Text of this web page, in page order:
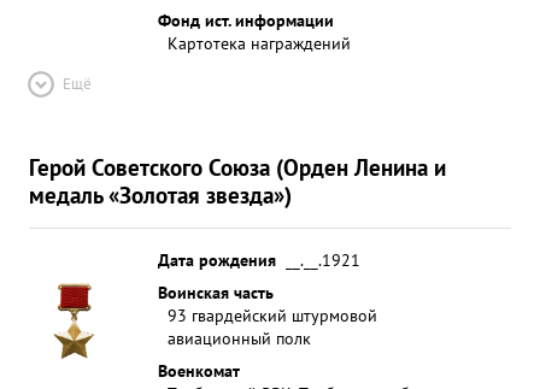
Фонд ист. информации
Картотека награждений
Ещё
Герой Советского Союза (Орден Ленина и
медаль «Золотая звезда»)
Дата рождения
__.__.1921
Воинская часть
93 гвардейский штурмовой
авиационный полк
Военкомат